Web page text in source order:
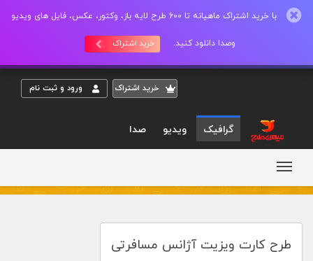
با خرید اشتراک ماهیانه تا 600 طرح لایه باز، وکتور، عکس، فایل های ویدیو
وصدا دانلود کنید. خرید اشتراک
خريد اشتراک ورود و ثبت نام
گرافیک ویدیو صدا
طرح کارت ویزیت آژانس مسافرتی